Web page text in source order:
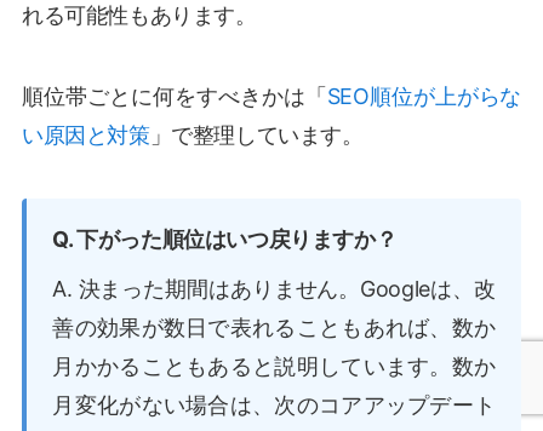
れる可能性もあります。
順位帯ごとに何をすべきかは「 SEO順位が上がらな
い原因と対策」で整理しています。
Q. 下がった順位はいつ戻りますか？
A. 決まった期間はありません。Googleは、改
善の効果が数日で表れることもあれば、数か
月かかることもあると説明しています。数か
月変化がない場合は、次のコアアップデート